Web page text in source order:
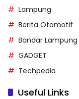
Lampung
Berita Otomotif
Bandar Lampung
GADGET
Techpedia
Useful Links